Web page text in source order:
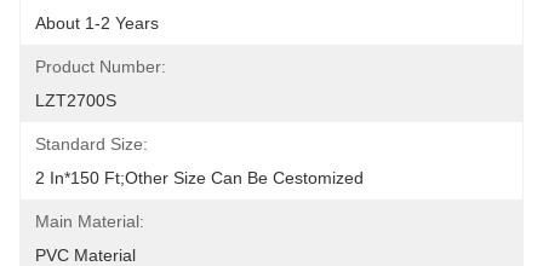
About 1-2 Years
Product Number:
LZT2700S
Standard Size:
2 In*150 Ft;other Size Can Be Cestomized
Main Material:
PVC Material